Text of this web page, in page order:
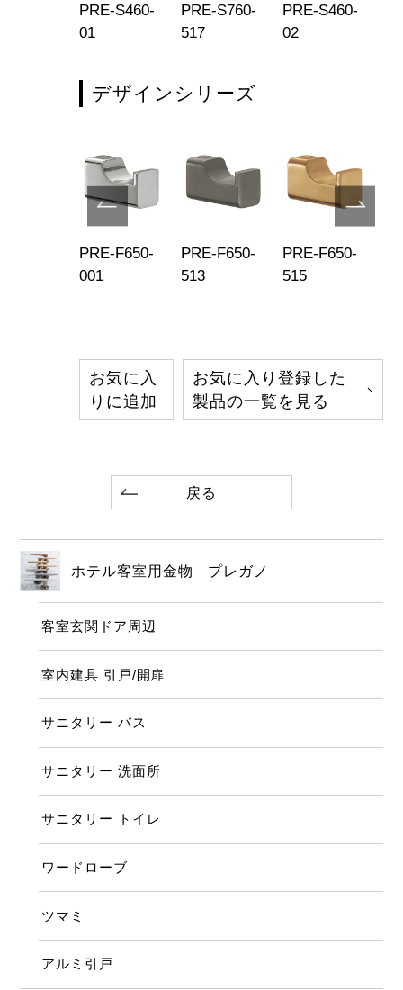
PRE-S460-
01
PRE-S760-
517
PRE-S460-
02
デザインシリーズ
PRE-F650-
001
PRE-F650-
513
PRE-F650-
515
お気に入
りに追加
お気に入り登録した
製品の一覧を見る
戻る
ホテル客室用金物 プレガノ
客室玄関ドア周辺
室内建具 引戸/開扉
サニタリー バス
サニタリー 洗面所
サニタリー トイレ
ワードローブ
ツマミ
アルミ引戸